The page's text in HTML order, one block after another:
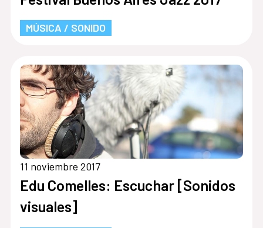
MÚSICA / SONIDO
11 noviembre 2017
Edu Comelles: Escuchar [Sonidos
visuales]